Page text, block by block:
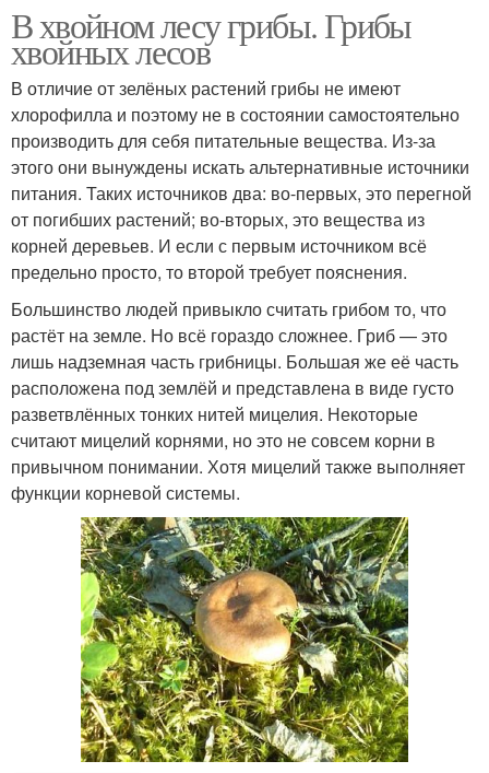
В хвойном лесу грибы. Грибы
хвойных лесов
В отличие от зелёных растений грибы не имеют
хлорофилла и поэтому не в состоянии самостоятельно
производить для себя питательные вещества. Из-за
этого они вынуждены искать альтернативные источники
питания. Таких источников два: во-первых, это перегной
от погибших растений; во-вторых, это вещества из
корней деревьев. И если с первым источником всё
предельно просто, то второй требует пояснения.
Большинство людей привыкло считать грибом то, что
растёт на земле. Но всё гораздо сложнее. Гриб — это
лишь надземная часть грибницы. Большая же её часть
расположена под землёй и представлена в виде густо
разветвлённых тонких нитей мицелия. Некоторые
считают мицелий корнями, но это не совсем корни в
привычном понимании. Хотя мицелий также выполняет
функции корневой системы.